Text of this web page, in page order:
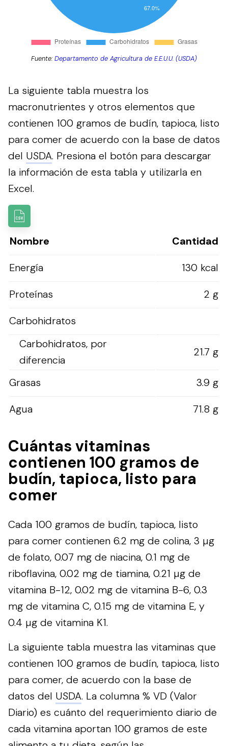
Fuente:Departamento de Agricultura de E.E.U.U. (USDA)
La siguiente tabla muestra los
macronutrientes y otros elementos que
contienen 100 gramos de budín, tapioca, listo
para comer de acuerdo con la base de datos
del USDA. Presiona el botón para descargar
la información de esta tabla y utilizarla en
Excel.
Nombre
Cantidad
Energía
130 kcal
Proteínas
2 g
Carbohidratos
Carbohidratos, por
diferencia
21.7 g
Grasas
3.9 g
Agua
71.8 g
Cuántas vitaminas
contienen 100 gramos de
budín, tapioca, listo para
comer
Cada 100 gramos de budín, tapioca, listo
para comer contienen 6.2 mg de colina, 3 µg
de folato, 0.07 mg de niacina, 0.1 mg de
riboflavina, 0.02 mg de tiamina, 0.21 µg de
vitamina B-12, 0.02 mg de vitamina B-6, 0.3
mg de vitamina C, 0.15 mg de vitamina E, y
0.4 µg de vitamina K1.
La siguiente tabla muestra las vitaminas que
contienen 100 gramos de budín, tapioca, listo
para comer, de acuerdo con la base de
datos del USDA. La columna % VD (Valor
Diario) es cuánto del requerimiento diario de
cada vitamina aportan 100 gramos de este